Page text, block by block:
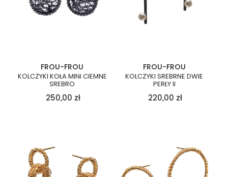
FROU-FROU
KOLCZYKI KOŁA MINI CIEMNE
SREBRO
250,00 zł
FROU-FROU
KOLCZYKI SREBRNE DWIE
PERŁY II
220,00 zł